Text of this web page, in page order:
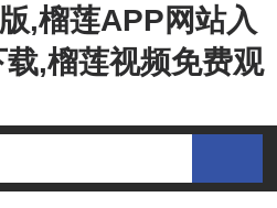
,榴莲APP网站入
,榴莲视频免费观